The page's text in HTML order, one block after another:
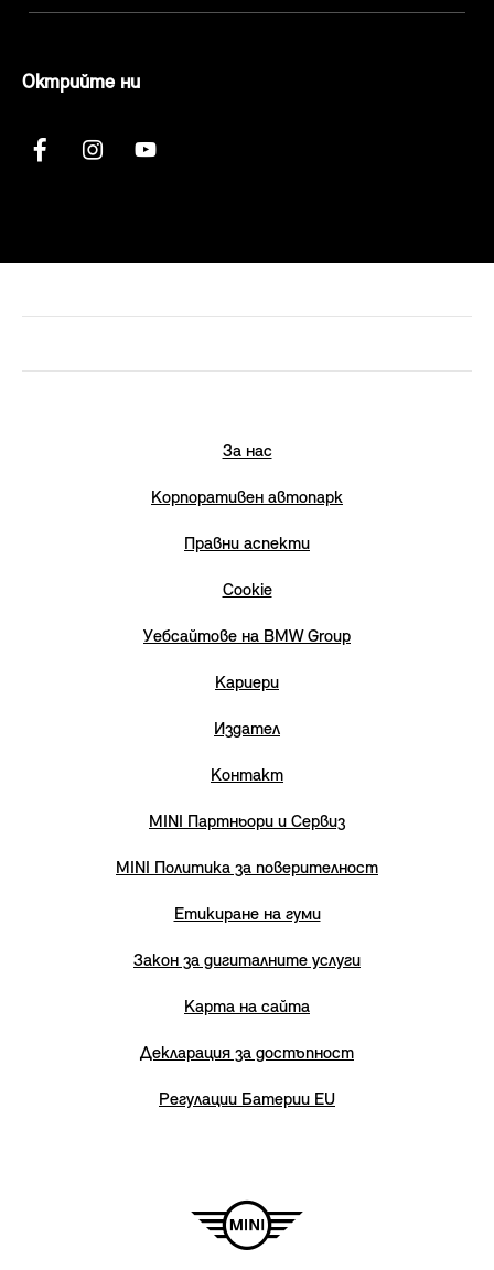
Октрийте ни
За нас
Корпоративен автопарк
Правни аспекти
Cookie
Уебсайтове на BMW Group
Кариери
Издател
Контакт
MINI Партньори и Сервиз
MINI Политика за поверителност
Етикиране на гуми
Закон за дигиталните услуги
Карта на сайта
Декларация за достъпност
Регулации Батерии EU